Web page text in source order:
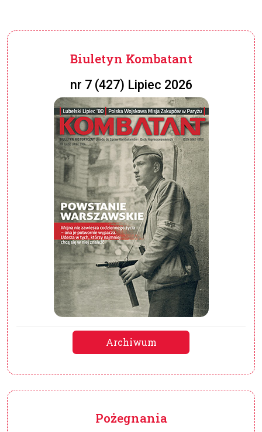
Biuletyn Kombatant
nr 7 (427) Lipiec 2026
Archiwum
Pożegnania